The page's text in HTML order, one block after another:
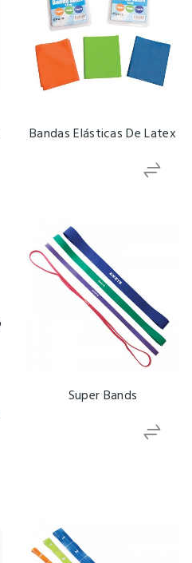
Bandas Elásticas De Latex
Super Bands